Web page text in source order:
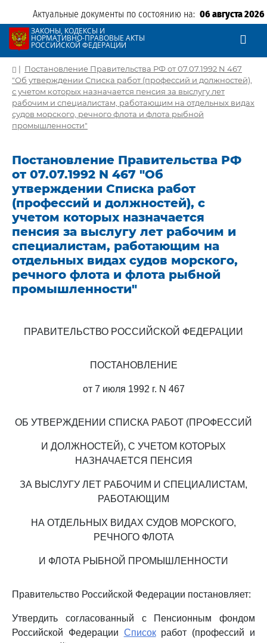
Актуальные документы по состоянию на: 06 августа 2026
ЗАКОНЫ, КОДЕКСЫ И
НОРМАТИВНО-ПРАВОВЫЕ АКТЫ
РОССИЙСКОЙ ФЕДЕРАЦИИ
| Постановление Правительства РФ от 07.07.1992 N 467
"Об утверждении Списка работ (профессий и должностей),
с учетом которых назначается пенсия за выслугу лет
рабочим и специалистам, работающим на отдельных видах
судов морского, речного флота и флота рыбной
промышленности"
Постановление Правительства РФ
от 07.07.1992 N 467 "Об
утверждении Списка работ
(профессий и должностей), с
учетом которых назначается
пенсия за выслугу лет рабочим и
специалистам, работающим на
отдельных видах судов морского,
речного флота и флота рыбной
промышленности"
ПРАВИТЕЛЬСТВО РОССИЙСКОЙ ФЕДЕРАЦИИ
ПОСТАНОВЛЕНИЕ
от 7 июля 1992 г. N 467
ОБ УТВЕРЖДЕНИИ СПИСКА РАБОТ (ПРОФЕССИЙ
И ДОЛЖНОСТЕЙ), С УЧЕТОМ КОТОРЫХ
НАЗНАЧАЕТСЯ ПЕНСИЯ
ЗА ВЫСЛУГУ ЛЕТ РАБОЧИМ И СПЕЦИАЛИСТАМ,
РАБОТАЮЩИМ
НА ОТДЕЛЬНЫХ ВИДАХ СУДОВ МОРСКОГО,
РЕЧНОГО ФЛОТА
И ФЛОТА РЫБНОЙ ПРОМЫШЛЕННОСТИ
Правительство Российской Федерации постановляет:
Утвердить согласованный с Пенсионным фондом
Российской Федерации Списокработ (профессий и